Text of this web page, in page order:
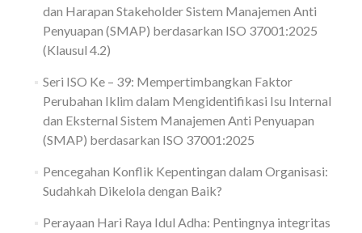
dan Harapan Stakeholder Sistem Manajemen Anti
Penyuapan (SMAP) berdasarkan ISO 37001:2025
(Klausul 4.2)
Seri ISO Ke – 39: Mempertimbangkan Faktor
Perubahan Iklim dalam Mengidentifikasi Isu Internal
dan Eksternal Sistem Manajemen Anti Penyuapan
(SMAP) berdasarkan ISO 37001:2025
Pencegahan Konflik Kepentingan dalam Organisasi:
Sudahkah Dikelola dengan Baik?
Perayaan Hari Raya Idul Adha: Pentingnya integritas